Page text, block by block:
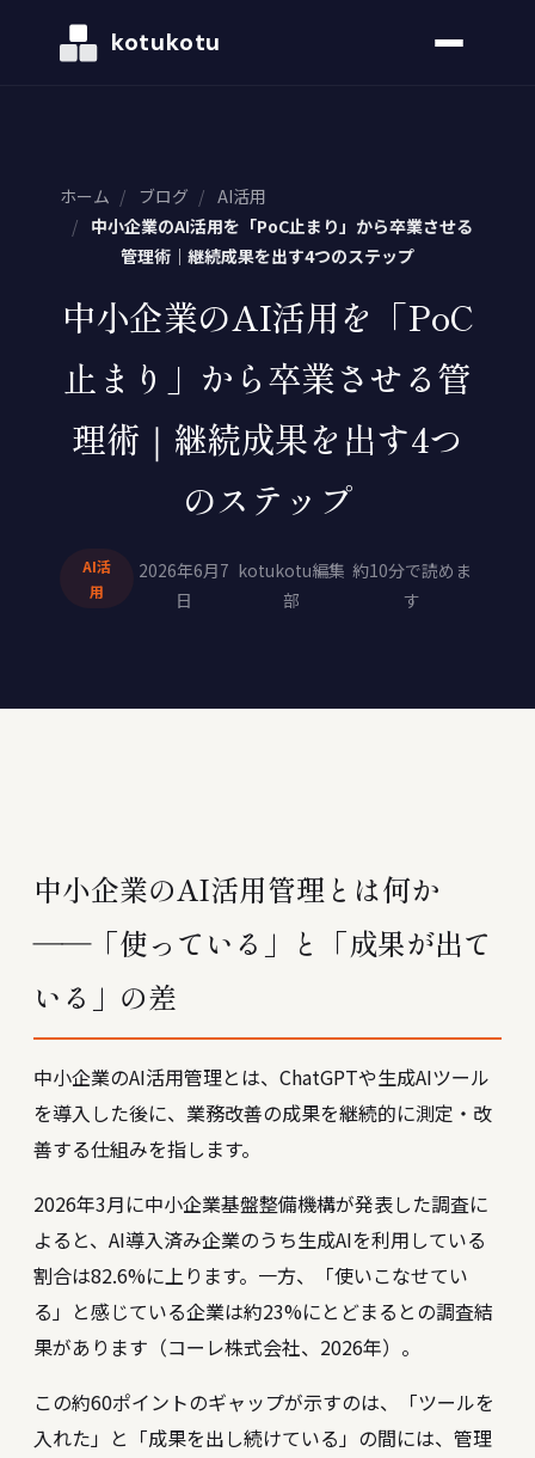
kotukotu
ホーム / ブログ / AI活用
/ 中小企業のAI活用を「PoC止まり」から卒業させる
管理術｜継続成果を出す4つのステップ
中小企業のAI活用を「PoC
止まり」から卒業させる管
理術｜継続成果を出す4つ
のステップ
AI活
用
2026年6月7
日
kotukotu編集
部
約10分で読めま
す
中小企業のAI活用管理とは何か
――「使っている」と「成果が出て
いる」の差
中小企業のAI活用管理とは、ChatGPTや生成AIツール
を導入した後に、業務改善の成果を継続的に測定・改
善する仕組みを指します。
2026年3月に中小企業基盤整備機構が発表した調査に
よると、AI導入済み企業のうち生成AIを利用している
割合は82.6%に上ります。一方、「使いこなせてい
る」と感じている企業は約23%にとどまるとの調査結
果があります（コーレ株式会社、2026年）。
この約60ポイントのギャップが示すのは、「ツールを
入れた」と「成果を出し続けている」の間には、管理